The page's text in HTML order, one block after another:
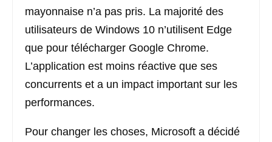
mayonnaise n’a pas pris. La majorité des
utilisateurs de Windows 10 n’utilisent Edge
que pour télécharger Google Chrome.
L’application est moins réactive que ses
concurrents et a un impact important sur les
performances.
Pour changer les choses, Microsoft a décidé